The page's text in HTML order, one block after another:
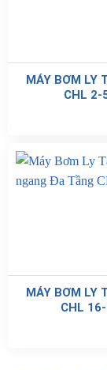
MÁY BƠM LY
CHL 2-
MÁY BƠM LY
CHL